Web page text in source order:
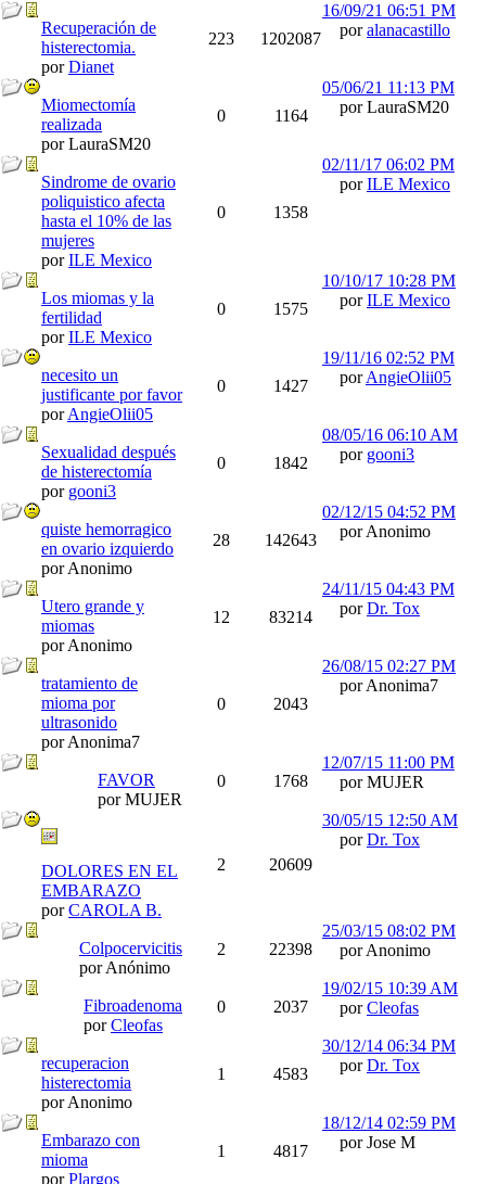
Recuperación de
histerectomia.
porDianet
223 1202087
16/09/21 06:51 PM
poralanacastillo
Miomectomía
realizada
por LauraSM20
0 1164
05/06/21 11:13 PM
por LauraSM20
Sindrome de ovario
poliquistico afecta
hasta el 10% de las
mujeres
porILE Mexico
0 1358
02/11/17 06:02 PM
porILE Mexico
Los miomas y la
fertilidad
porILE Mexico
0 1575
10/10/17 10:28 PM
porILE Mexico
necesito un
justificante por favor
porAngieOlii05
0 1427
19/11/16 02:52 PM
porAngieOlii05
Sexualidad después
de histerectomía
por gooni3
0 1842
08/05/16 06:10 AM
por gooni3
quiste hemorragico
en ovario izquierdo
por Anonimo
28 142643
02/12/15 04:52 PM
por Anonimo
Utero grande y
miomas
por Anonimo
12 83214
24/11/15 04:43 PM
porDr. Tox
tratamiento de
mioma por
ultrasonido
por Anonima7
0 2043
26/08/15 02:27 PM
por Anonima7
FAVOR
por MUJER
0 1768
12/07/15 11:00 PM
por MUJER
DOLORES EN EL
EMBARAZO
porCAROLA B.
2 20609
30/05/15 12:50 AM
porDr. Tox
Colpocervicitis
por Anónimo
2 22398
25/03/15 08:02 PM
por Anonimo
Fibroadenoma
porCleofas
0 2037
19/02/15 10:39 AM
porCleofas
recuperacion
histerectomia
por Anonimo
1 4583
30/12/14 06:34 PM
porDr. Tox
Embarazo con
mioma
porPlargos
1 4817
18/12/14 02:59 PM
por Jose M